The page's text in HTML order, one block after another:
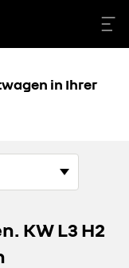
in Ihrer
KW L3 H2